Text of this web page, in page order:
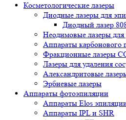
Косметологические лазеры
Диодные лазеры для
Диодный лазер
Неодимовые лазеры для
Аппараты карбонового
Фракционные лазеры
Лазеры для удаления
Александритовые
Эрбиевые лазеры
Аппараты фотоэпиляции
Аппараты Elos
Аппараты IPL и SHR